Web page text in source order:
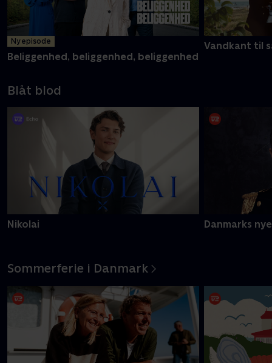
Ny episode
Beliggenhed, beliggenhed, beliggenhed
Vandkant til
Blåt blod
Nikolai Danmarks
Sommerferie i Danmark